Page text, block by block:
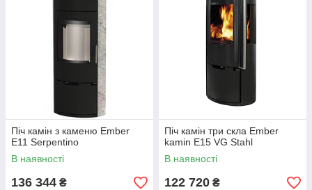
Піч камін з каменю Ember
E11 Serpentino
В наявності
136 344 ₴
Піч камін три скла Ember
kamin E15 VG Stahl
В наявності
122 720 ₴